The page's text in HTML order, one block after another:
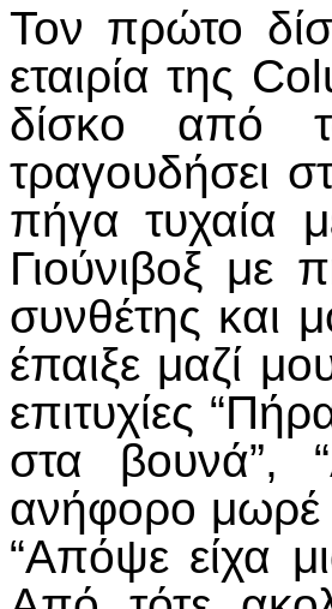
Τον πρώτο
εταιρία της
δίσκο από
τραγουδήσει
πήγα τυχαία
Γιούνιβοξ με
συνθέτης και
έπαιξε μαζί
επιτυχίες
στα βουνά”,
ανήφορο μωρέ
“Απόψε είχα